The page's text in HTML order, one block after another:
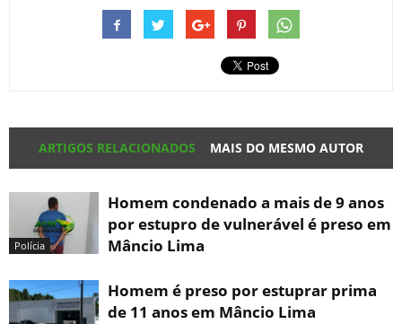
ARTIGOS RELACIONADOS MAIS DO MESMO AUTOR
Polícia
Homem condenado a mais de 9 anos
por estupro de vulnerável é preso em
Mâncio Lima
Homem é preso por estuprar prima
de 11 anos em Mâncio Lima